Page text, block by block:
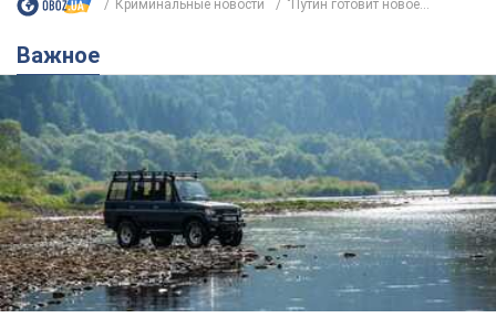
Криминальные новости "Путин готовит новое...
Важное